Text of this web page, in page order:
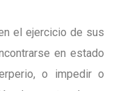
el ejercicio de sus
en estado
o impedir o